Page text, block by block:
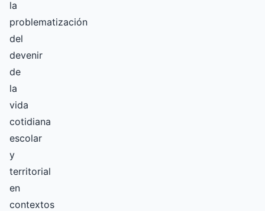
la
problematización
del
devenir
de
la
vida
cotidiana
escolar
y
territorial
en
contextos